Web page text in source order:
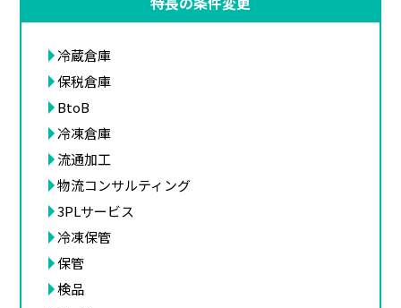
冷蔵倉庫
保税倉庫
BtoB
冷凍倉庫
流通加工
物流コンサルティング
3PLサービス
冷凍保管
保管
検品